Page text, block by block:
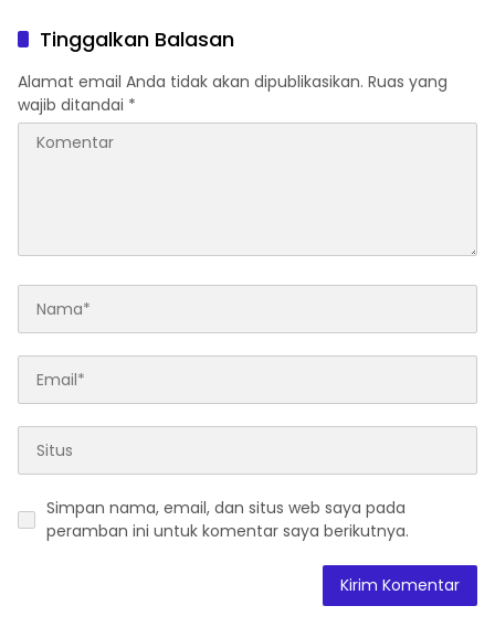
dan SWDKLLJ
Awards 2026
Tinggalkan Balasan
Alamat email Anda tidak akan dipublikasikan. Ruas yang
wajib ditandai *
Simpan nama, email, dan situs web saya pada
peramban ini untuk komentar saya berikutnya.